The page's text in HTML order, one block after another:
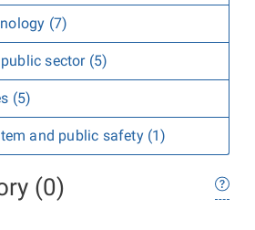
(7)
sector (5)
(5)
and public safety (1)
(0)